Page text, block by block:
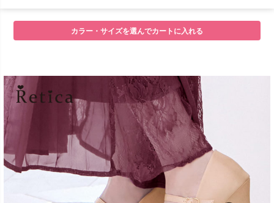
■注意事項
カラー・サイズを選んでカートに入れる